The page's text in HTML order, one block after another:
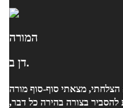
המורה
דן ב.
הצלחתי, מצאתי סוף-סוף מורה
להסביר בצורה בהירה כל דבר,